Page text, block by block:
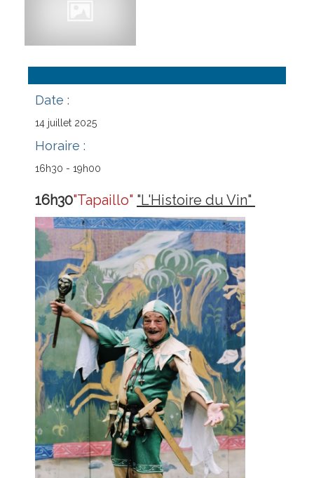
Date :
14 juillet 2025
Horaire :
16h30 - 19h00
16h30"Tapaillo" "L'Histoire du Vin"